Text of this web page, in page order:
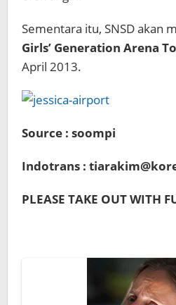
Sementara itu, SNSD akan
Girls’ Generation Arena
April 2013.
Source : soompi
Indotrans :
PLEASE TAKE OUT WITH